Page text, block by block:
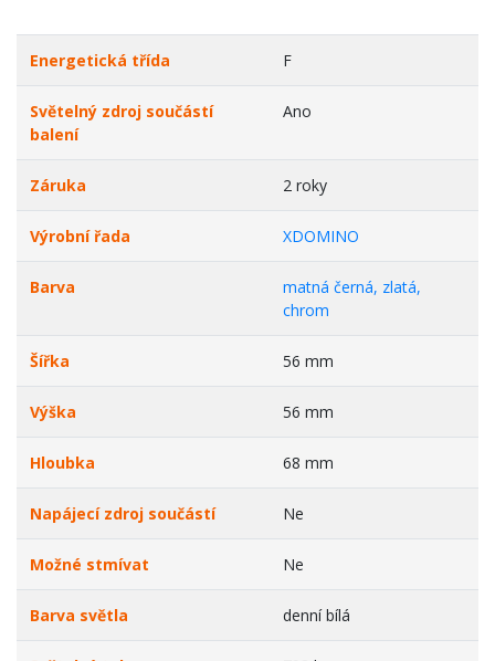
Energetická třída F
Světelný zdroj součástí
balení
Ano
Záruka 2 roky
Výrobní řada XDOMINO
Barva
matná černá, zlatá,
chrom
Šířka 56 mm
Výška 56 mm
Hloubka 68 mm
Napájecí zdroj součástí Ne
Možné stmívat Ne
Barva světla denní bílá